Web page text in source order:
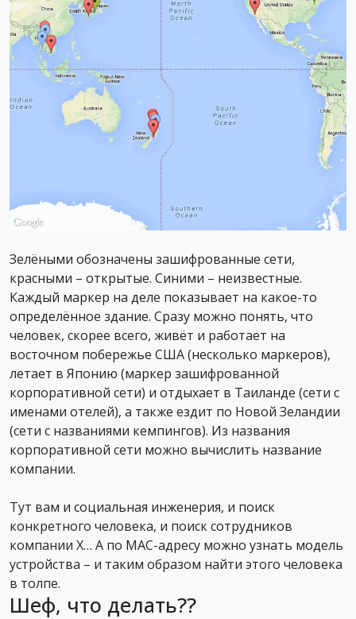
Зелёными обозначены зашифрованные сети,
красными – открытые. Синими – неизвестные.
Каждый маркер на деле показывает на какое-то
определённое здание. Сразу можно понять, что
человек, скорее всего, живёт и работает на
восточном побережье США (несколько маркеров),
летает в Японию (маркер зашифрованной
корпоративной сети) и отдыхает в Таиланде (сети с
именами отелей), а также ездит по Новой Зеландии
(сети с названиями кемпингов). Из названия
корпоративной сети можно вычислить название
компании.
Тут вам и социальная инженерия, и поиск
конкретного человека, и поиск сотрудников
компании Х… А по MAC-адресу можно узнать модель
устройства – и таким образом найти этого человека
в толпе.
Шеф, что делать??